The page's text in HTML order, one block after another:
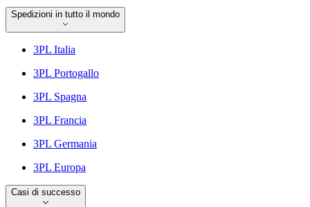
Spedizioni in tutto il mondo
3PL Italia
3PL Portogallo
3PL Spagna
3PL Francia
3PL Germania
3PL Europa
Casi di successo